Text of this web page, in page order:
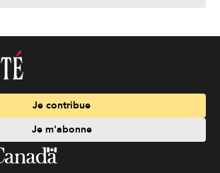
Je contribue
Je m'abonne